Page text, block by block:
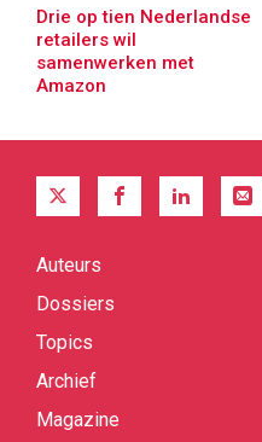
Drie op tien Nederlandse
retailers wil
samenwerken met
Amazon
Quick
Auteurs
Dossiers
Topics
Archief
Magazine